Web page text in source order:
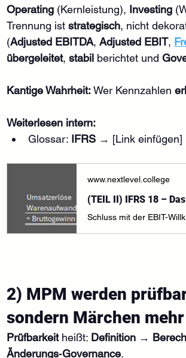
Operating (Kernleistung), Investing
Trennung ist strategisch, nicht
(Adjusted EBITDA, Adjusted EBIT,
übergeleitet, stabil berichtet und
Kantige Wahrheit: Wer Kennzahlen
Weiterlesen intern:
Glossar: IFRS → [Link einfügen]
www.nextlevel.college
2) MPM werden
sondern Märchen mehr
Prüfbarkeit heißt: Definition →
Änderungs‑Governance.